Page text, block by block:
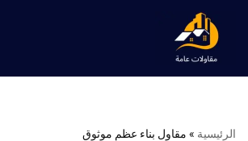
تخطى
الرئيسية » مقاول بناء عظم موثوق